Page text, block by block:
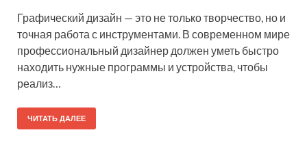
Графический дизайн — это не только творчество, но и
точная работа с инструментами. В современном мире
профессиональный дизайнер должен уметь быстро
находить нужные программы и устройства, чтобы
реализ…
ЧИТАТЬ ДАЛЕЕ